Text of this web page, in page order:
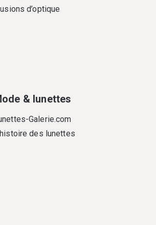
d’optique
& lunettes
Galerie.com
des lunettes